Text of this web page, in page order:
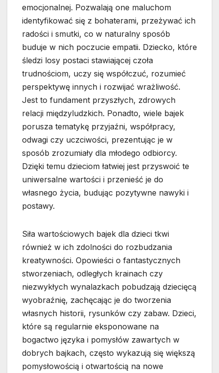
emocjonalnej. Pozwalają one maluchom
identyfikować się z bohaterami, przeżywać ich
radości i smutki, co w naturalny sposób
buduje w nich poczucie empatii. Dziecko, które
śledzi losy postaci stawiającej czoła
trudnościom, uczy się współczuć, rozumieć
perspektywę innych i rozwijać wrażliwość.
Jest to fundament przyszłych, zdrowych
relacji międzyludzkich. Ponadto, wiele bajek
porusza tematykę przyjaźni, współpracy,
odwagi czy uczciwości, prezentując je w
sposób zrozumiały dla młodego odbiorcy.
Dzięki temu dzieciom łatwiej jest przyswoić te
uniwersalne wartości i przenieść je do
własnego życia, budując pozytywne nawyki i
postawy.
Siła wartościowych bajek dla dzieci tkwi
również w ich zdolności do rozbudzania
kreatywności. Opowieści o fantastycznych
stworzeniach, odległych krainach czy
niezwykłych wynalazkach pobudzają dziecięcą
wyobraźnię, zachęcając je do tworzenia
własnych historii, rysunków czy zabaw. Dzieci,
które są regularnie eksponowane na
bogactwo języka i pomysłów zawartych w
dobrych bajkach, często wykazują się większą
pomysłowością i otwartością na nowe